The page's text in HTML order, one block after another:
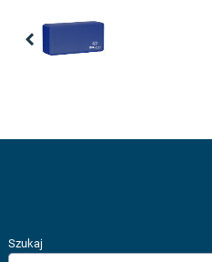
Szukaj